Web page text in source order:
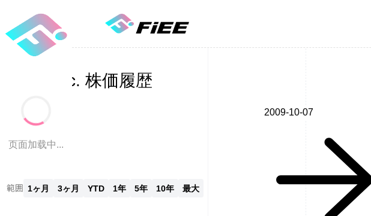
页面加载中...
FiEE, Inc. 株価履歴
範囲 1ヶ月 3ヶ月 YTD 1年 5年 10年 最大